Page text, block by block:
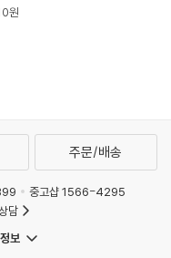
원
주문/배송
중고샵 1566-4295
담
보